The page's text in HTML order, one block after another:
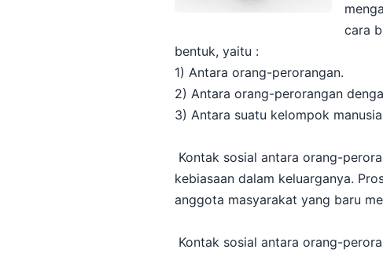
cara
bentuk, yaitu :
1) Antara orang-perorangan.
2) Antara orang-perorangan
3) Antara suatu kelompok
Kontak sosial antara orang-
kebiasaan dalam keluarganya.
anggota masyarakat yang baru
Kontak sosial antara orang-